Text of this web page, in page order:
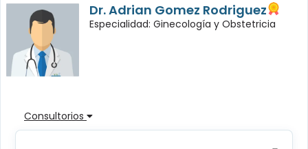
Dr. Adrian Gomez Rodriguez
Especialidad: Ginecología y Obstetricia
Consultorios